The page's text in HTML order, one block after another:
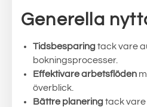
Generella
Tidsbesparingtack vare
bokningsprocesser.
Effektivare arbetsflöden
överblick.
Bättre planeringtack